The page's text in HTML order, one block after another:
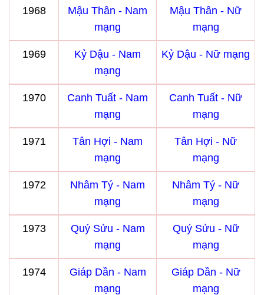
1968
Mậu Thân - Nam
mạng
Mậu Thân - Nữ
mạng
1969
Kỷ Dậu - Nam
mạng
Kỷ Dậu - Nữ mạng
1970
Canh Tuất - Nam
mạng
Canh Tuất - Nữ
mạng
1971
Tân Hợi - Nam
mạng
Tân Hợi - Nữ
mạng
1972
Nhâm Tý - Nam
mạng
Nhâm Tý - Nữ
mạng
1973
Quý Sửu - Nam
mạng
Quý Sửu - Nữ
mạng
1974
Giáp Dần - Nam
mạng
Giáp Dần - Nữ
mạng